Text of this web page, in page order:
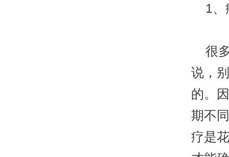
1、
很多
说，
的。
期不
疗是